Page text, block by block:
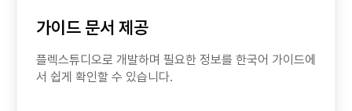
가이드 문서 제공
플렉스튜디오로 개발하며 필요한 정보를 한국어 가이드에
서 쉽게 확인할 수 있습니다.